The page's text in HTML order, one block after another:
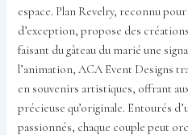
espace. Plan Revelry, reconnu pour
d’exception, propose des
faisant du gâteau du marié une
l’animation, ACA Event Designs
en souvenirs artistiques, offrant
précieuse qu’originale. Entourés
passionnés, chaque couple peut